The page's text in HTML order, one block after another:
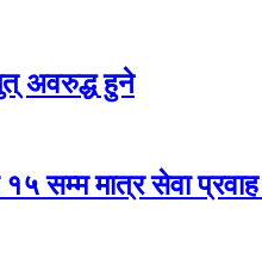
अवरुद्ध हुने
१५ सम्म मात्र सेवा